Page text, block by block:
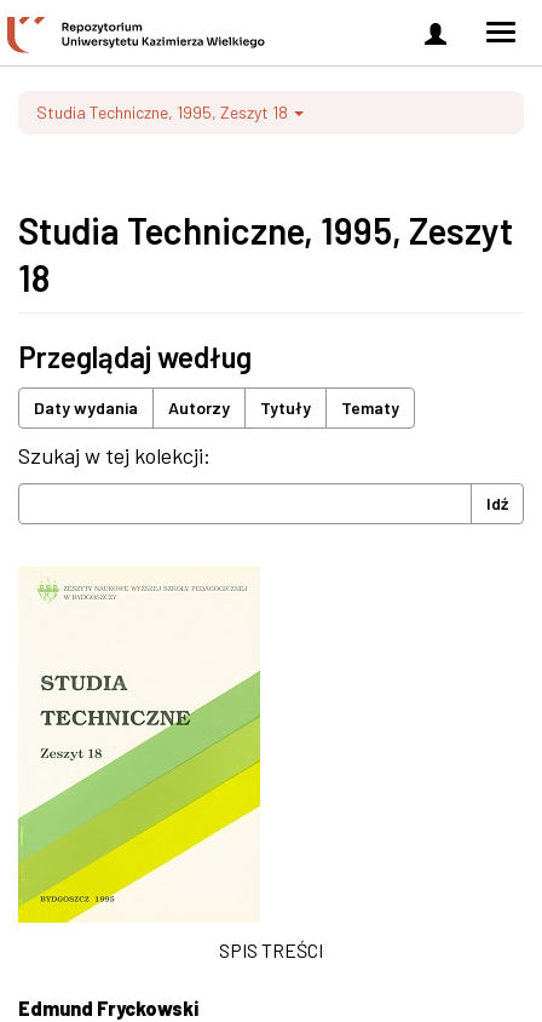
Zaloguj
się
Studia Techniczne, 1995, Zeszyt 18
Studia Techniczne, 1995, Zeszyt
18
Przeglądaj według
Daty wydania Autorzy Tytuły Tematy
Szukaj w tej kolekcji:
Idź
SPIS TREŚCI
Edmund Fryckowski